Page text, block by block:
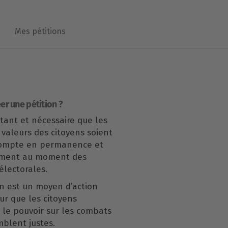
Mes pétitions
une pétition ?
et nécessaire que les
des citoyens soient
en permanence et
au moment des
est un moyen d’action
que les citoyens
pouvoir sur les combats
justes.